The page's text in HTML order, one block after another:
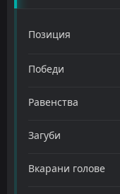
Позиция
Победи
Равенства
Загуби
Вкарани голове